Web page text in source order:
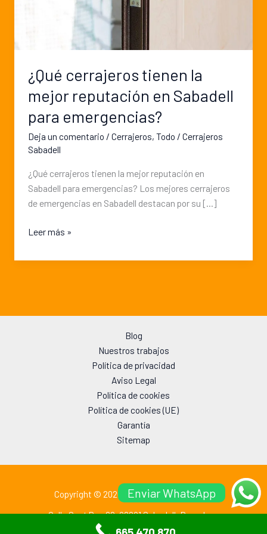
¿Qué cerrajeros tienen la
mejor reputación en Sabadell
para emergencias?
Deja un comentario /Cerrajeros,Todo /Cerrajeros
Sabadell
¿Qué cerrajeros tienen la mejor reputación en
Sabadell para emergencias? Los mejores cerrajeros
de emergencias en Sabadell destacan por su […]
emergencias?
Leer más »
Blog
Nuestros trabajos
Política de privacidad
Aviso Legal
Política de cookies
Política de cookies (UE)
Garantía
Sitemap
Copyright © 2026 MC Cerrajeros Sabadell
Calle Sant Pau 62, 08201 Sabadell, Barcelona
Enviar WhatsApp